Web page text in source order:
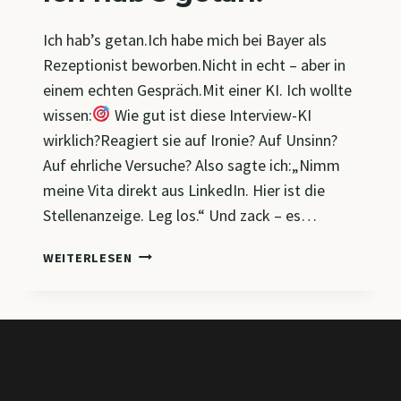
Ich hab’s getan.Ich habe mich bei Bayer als
Rezeptionist beworben.Nicht in echt – aber in
einem echten Gespräch.Mit einer KI. Ich wollte
wissen:
Wie gut ist diese Interview-KI
wirklich?Reagiert sie auf Ironie? Auf Unsinn?
Auf ehrliche Versuche? Also sagte ich:„Nimm
meine Vita direkt aus LinkedIn. Hier ist die
Stellenanzeige. Leg los.“ Und zack – es…
WEITERLESEN ICH